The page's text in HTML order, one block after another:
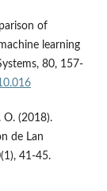
of
learning
80, 157-
O. (2018).
de Lan
41-45.